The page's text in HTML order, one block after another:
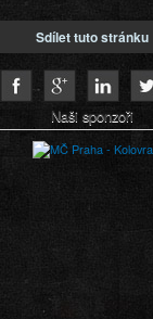
Sdílet tuto stránku
Naši sponzoři